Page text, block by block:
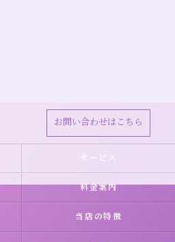
お問い合わせはこちら
サービス
料金案内
当店の特徴